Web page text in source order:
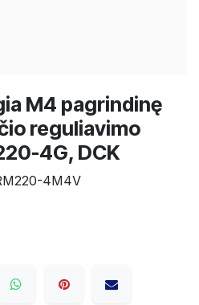
M4 pagrindinę
reguliavimo
4G, DCK
4M4V